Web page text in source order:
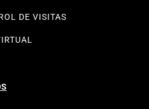
DE VISITAS